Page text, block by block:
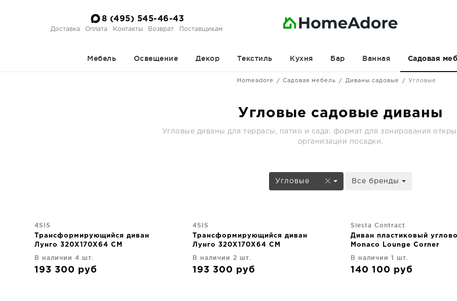
8 (495) 545-46-43
Доставка Оплата Контакты Возврат Поставщикам
Мебель Освещение Декор Текстиль Кухня Бар Ванная Садовая
Homeadore Садовая мебель Диваны садовые Угловые
Угловые садовые диваны
Угловые диваны для террасы, патио и сада: формат для зонирования
организации посадки.
Угловые Все бренды
4SIS
Трансформирующийся диван
Лунго 320X170X64 CM
В наличии 4 шт.
193 300 руб
4SIS
Трансформирующийся диван
Лунго 320X170X64 CM
В наличии 2 шт.
193 300 руб
Siesta Contract
Диван пластиковый
Monaco Lounge Corner
В наличии 1 шт.
140 100 руб